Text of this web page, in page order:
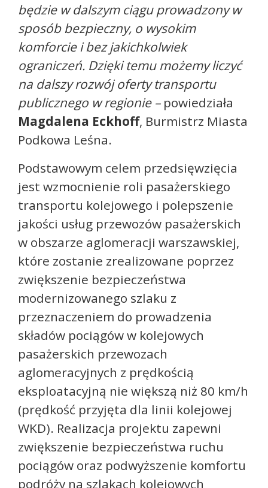
będzie w dalszym ciągu prowadzony w
sposób bezpieczny, o wysokim
komforcie i bez jakichkolwiek
ograniczeń. Dzięki temu możemy liczyć
na dalszy rozwój oferty transportu
publicznego w regionie – powiedziała
Magdalena Eckhoff, Burmistrz Miasta
Podkowa Leśna.
Podstawowym celem przedsięwzięcia
jest wzmocnienie roli pasażerskiego
transportu kolejowego i polepszenie
jakości usług przewozów pasażerskich
w obszarze aglomeracji warszawskiej,
które zostanie zrealizowane poprzez
zwiększenie bezpieczeństwa
modernizowanego szlaku z
przeznaczeniem do prowadzenia
składów pociągów w kolejowych
pasażerskich przewozach
aglomeracyjnych z prędkością
eksploatacyjną nie większą niż 80 km/h
(prędkość przyjęta dla linii kolejowej
WKD). Realizacja projektu zapewni
zwiększenie bezpieczeństwa ruchu
pociągów oraz podwyższenie komfortu
podróży na szlakach kolejowych